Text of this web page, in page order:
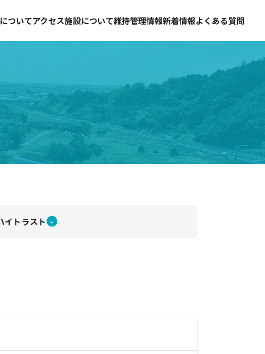
ついてアクセス施設について維持管理情報新着情報よくある質問
イトラスト